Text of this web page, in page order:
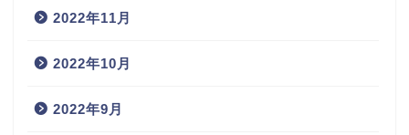
2022年11月
2022年10月
2022年9月